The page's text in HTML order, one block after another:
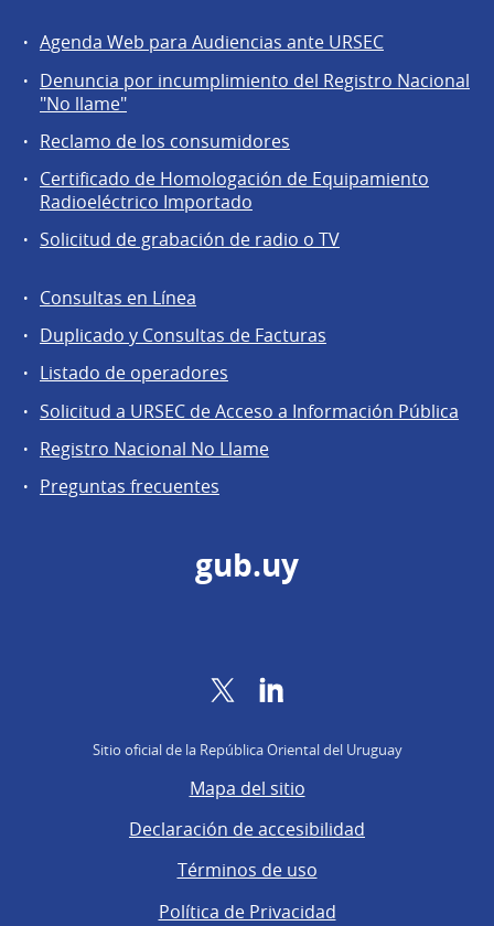
Servicios
comunidad
Agenda Web para Audiencias ante URSEC
Denuncia por incumplimiento del Registro Nacional
"No llame"
Reclamo de los consumidores
Certificado de Homologación de Equipamiento
Radioeléctrico Importado
Solicitud de grabación de radio o TV
Agentes
regulados
Consultas en Línea
Duplicado y Consultas de Facturas
Listado de operadores
Solicitud a URSEC de Acceso a Información Pública
Registro Nacional No Llame
Preguntas frecuentes
gub.uy
Twitter
Sitio oficial de la República Oriental del Uruguay
Mapa del sitio
Declaración de accesibilidad
Términos de uso
Política de Privacidad